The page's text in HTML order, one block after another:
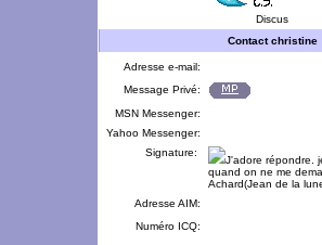
Discus
Contact christine
Adresse e-mail:
Message Privé:
MSN Messenger:
Yahoo Messenger:
Signature:
J'adore répondre.
quand on ne me
Achard(Jean de la
Adresse AIM:
Numéro ICQ: